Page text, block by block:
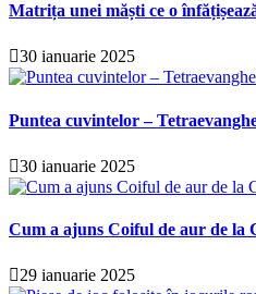
Matrița unei măști ce o
30 ianuarie 2025
Puntea cuvintelor –
30 ianuarie 2025
Cum a ajuns Coiful de aur de la
29 ianuarie 2025